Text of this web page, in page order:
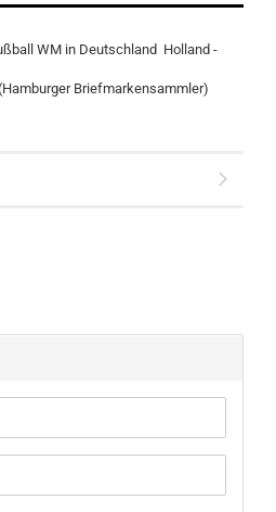
WM in Deutschland Holland -
Briefmarkensammler)